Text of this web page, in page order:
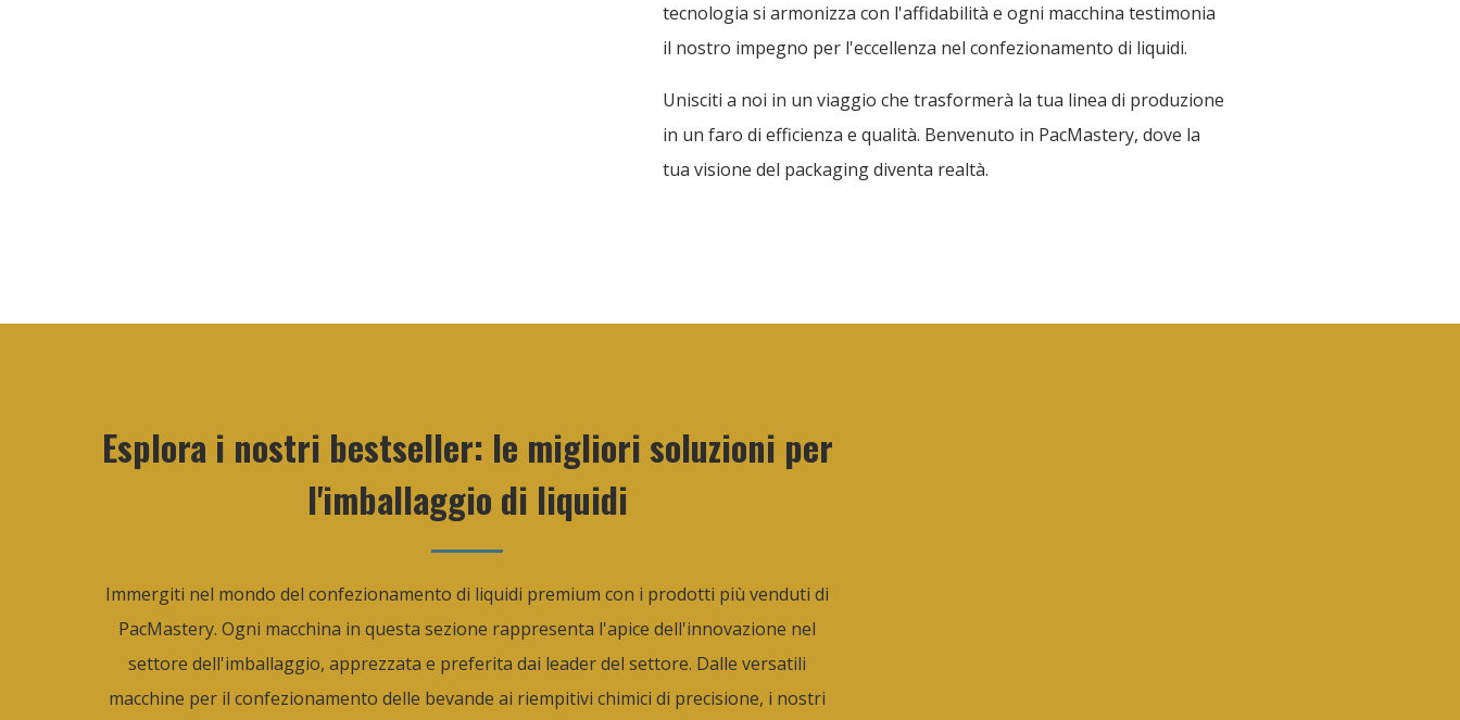
tecnologia si armonizza con l'affidabilità e ogni macchina testimonia
il nostro impegno per l'eccellenza nel confezionamento di liquidi.
Unisciti a noi in un viaggio che trasformerà la tua linea di produzione
in un faro di efficienza e qualità. Benvenuto in PacMastery, dove la
tua visione del packaging diventa realtà.
Esplora i nostri bestseller: le migliori soluzioni per
l'imballaggio di liquidi
Immergiti nel mondo del confezionamento di liquidi premium con i prodotti più venduti di
PacMastery. Ogni macchina in questa sezione rappresenta l'apice dell'innovazione nel
settore dell'imballaggio, apprezzata e preferita dai leader del settore. Dalle versatili
macchine per il confezionamento delle bevande ai riempitivi chimici di precisione, i nostri